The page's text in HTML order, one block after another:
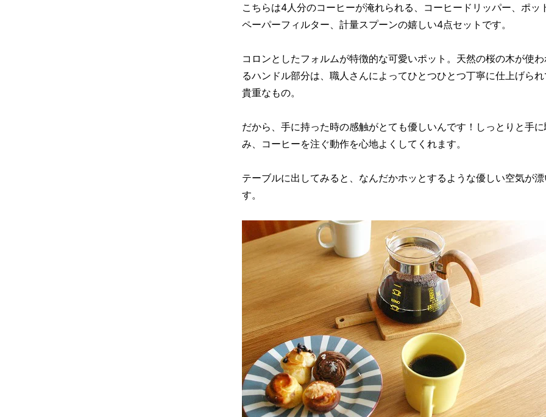
こちらは4人分のコーヒーが淹れられる、コーヒードリッパー、ポッ
ペーパーフィルター、計量スプーンの嬉しい4点セットです。
コロンとしたフォルムが特徴的な可愛いポット。天然の桜の木が使
るハンドル部分は、職人さんによってひとつひとつ丁寧に仕上げら
貴重なもの。
だから、手に持った時の感触がとても優しいんです！しっとりと手
み、コーヒーを注ぐ動作を心地よくしてくれます。
テーブルに出してみると、なんだかホッとするような優しい空気が
す。